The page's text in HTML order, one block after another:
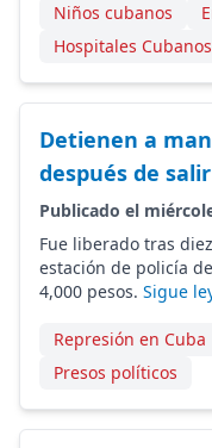
Niños cubanos
Hospitales Cubanos
Detienen a
después de
Publicado el
Fue liberado tras
estación de policía
4,000 pesos. Sigue
Represión en Cuba
Presos políticos